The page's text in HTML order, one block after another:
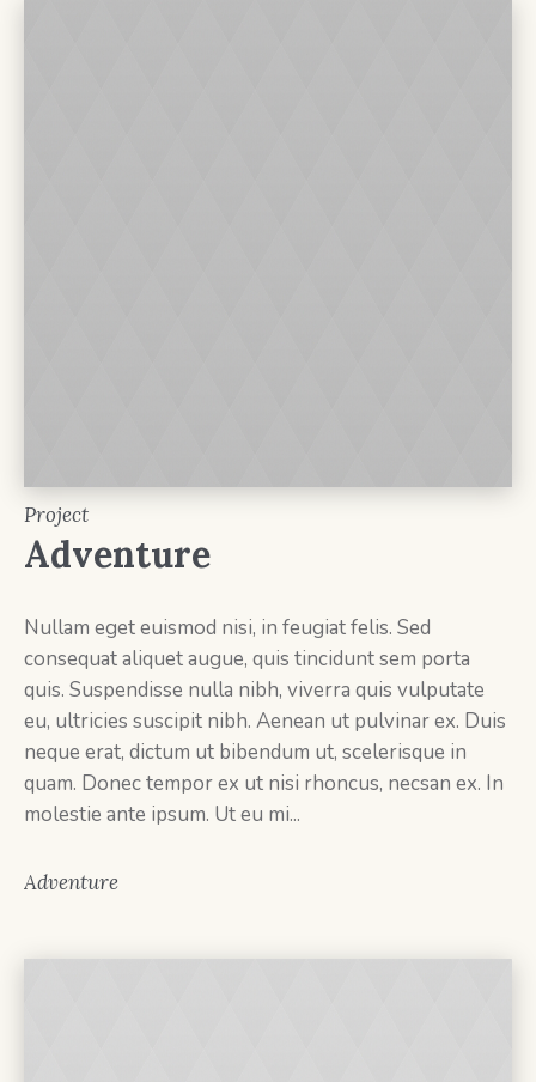
Project
Adventure
Nullam eget euismod nisi, in feugiat felis. Sed
consequat aliquet augue, quis tincidunt sem porta
quis. Suspendisse nulla nibh, viverra quis vulputate
eu, ultricies suscipit nibh. Aenean ut pulvinar ex. Duis
neque erat, dictum ut bibendum ut, scelerisque in
quam. Donec tempor ex ut nisi rhoncus, necsan ex. In
molestie ante ipsum. Ut eu mi...
Adventure